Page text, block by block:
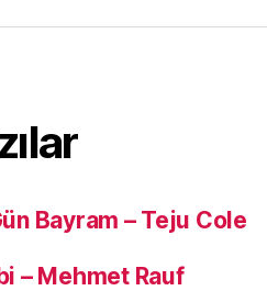
Bayram – Teju Cole
– Mehmet Rauf